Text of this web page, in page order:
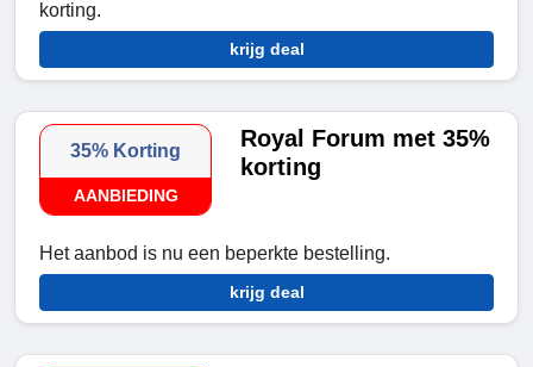
korting.
krijg deal
35% Korting
AANBIEDING
Royal Forum met 35%
korting
Het aanbod is nu een beperkte bestelling.
krijg deal